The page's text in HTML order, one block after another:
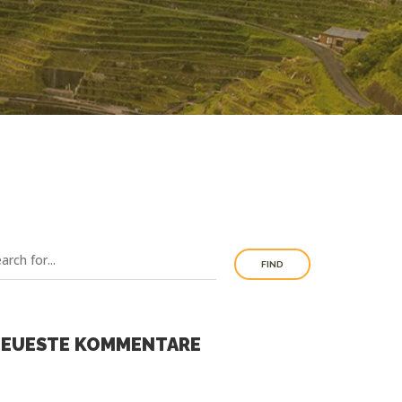
FIND
KOMMENTARE